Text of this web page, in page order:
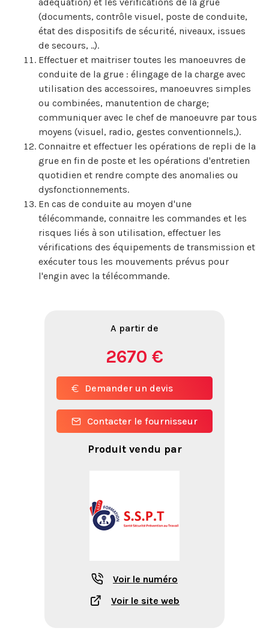
(documents, contrôle visuel, poste de conduite,
état des dispositifs de sécurité, niveaux, issues
de secours, ..).
Effectuer et maitriser toutes les manoeuvres de
conduite de la grue : élingage de la charge avec
utilisation des accessoires, manoeuvres simples
ou combinées, manutention de charge;
communiquer avec le chef de manoeuvre par tous
moyens (visuel, radio, gestes conventionnels,).
Connaitre et effectuer les opérations de repli de la
grue en fin de poste et les opérations d'entretien
quotidien et rendre compte des anomalies ou
dysfonctionnements.
En cas de conduite au moyen d'une
télécommande, connaitre les commandes et les
risques liés à son utilisation, effectuer les
vérifications des équipements de transmission et
exécuter tous les mouvements prévus pour
l'engin avec la télécommande.
A partir de
2670 €
Demander un devis
Contacter le fournisseur
Produit vendu par
Voir le numéro
Voir le site web